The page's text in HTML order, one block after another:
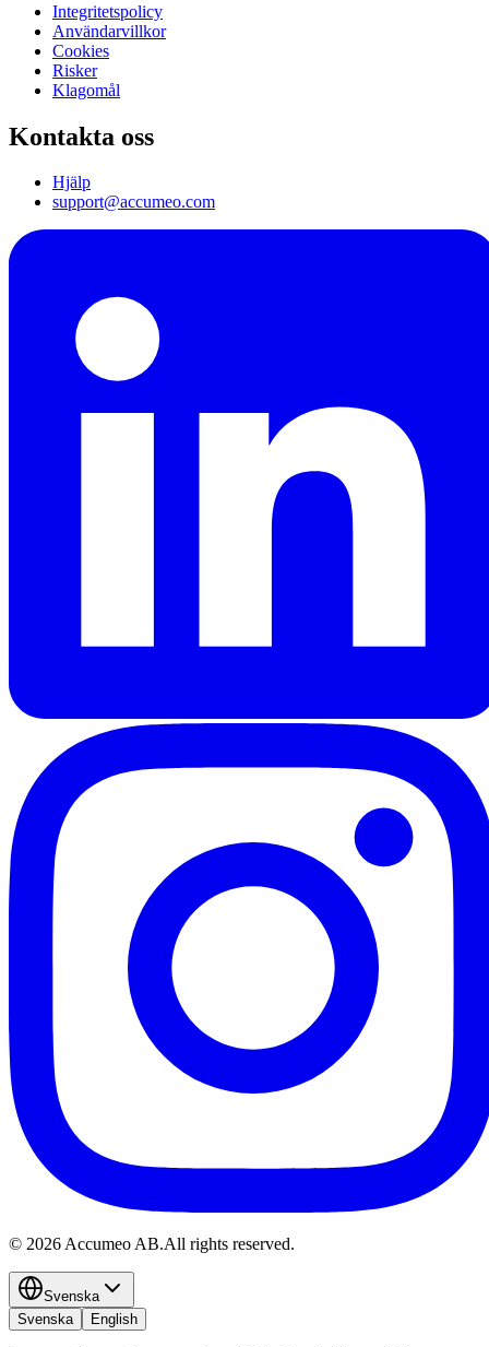
Integritetspolicy
Användarvillkor
Cookies
Risker
Klagomål
Kontakta oss
Hjälp
support@accumeo.com
© 2026Accumeo AB.All rights reserved.
Svenska
Svenska
English